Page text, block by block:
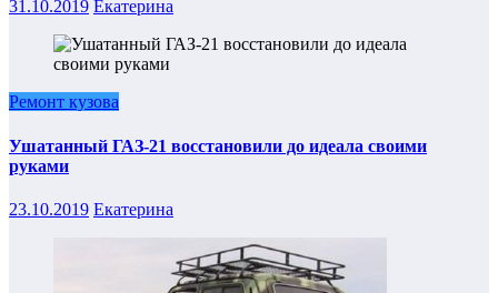
31.10.2019 Екатерина
Ремонт кузова
Ушатанный ГАЗ-21 восстановили до идеала своими
руками
23.10.2019 Екатерина